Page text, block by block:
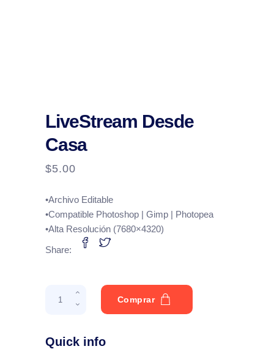
LiveStream Desde
Casa
$5.00
•Archivo Editable
•Compatible Photoshop | Gimp | Photopea
•Alta Resolución (7680×4320)
Share:
LiveStream
Desde
quantity
Comprar
Quick info